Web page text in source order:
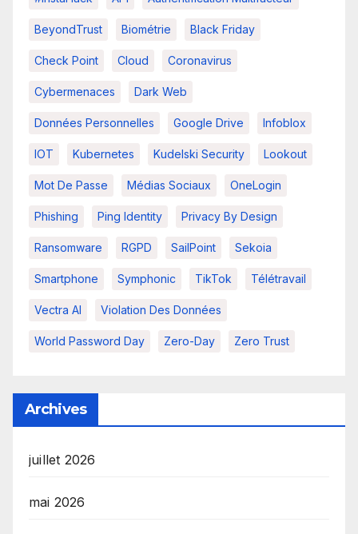
BeyondTrust Biométrie Black Friday
Check Point Cloud Coronavirus
Cybermenaces Dark Web
Données Personnelles Google Drive Infoblox
IOT Kubernetes Kudelski Security Lookout
Mot De Passe Médias Sociaux OneLogin
Phishing Ping Identity Privacy By Design
Ransomware RGPD SailPoint Sekoia
Smartphone Symphonic TikTok Télétravail
Vectra AI Violation Des Données
World Password Day Zero-Day Zero Trust
Archives
juillet 2026
mai 2026